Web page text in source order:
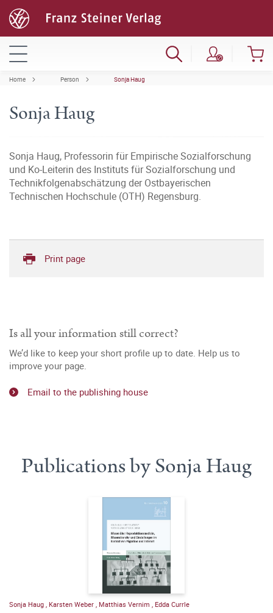
Home Person Sonja Haug
Sonja Haug
Sonja Haug, Professorin für Empirische Sozialforschung
und Ko-Leiterin des Instituts für Sozialforschung und
Technikfolgenabschätzung der Ostbayerischen
Technischen Hochschule (OTH) Regensburg.
Print page
Is all your information still correct?
We’d like to keep your short profile up to date. Help us to
improve your page.
Email to the publishing house
Publications by Sonja Haug
Sonja Haug Karsten Weber Matthias Vernim Edda Currle